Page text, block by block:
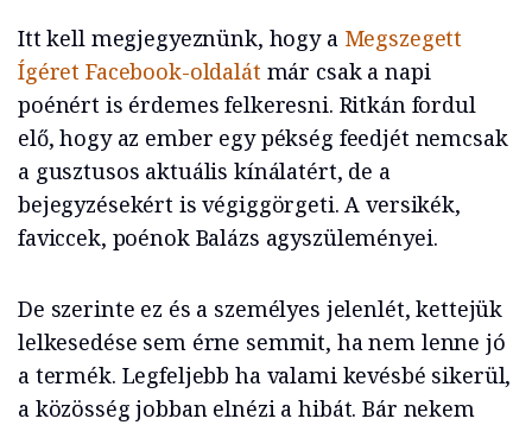
Itt kell megjegyeznünk, hogy a Megszegett
Ígéret Facebook-oldalát már csak a napi
poénért is érdemes felkeresni. Ritkán fordul
elő, hogy az ember egy pékség feedjét nemcsak
a gusztusos aktuális kínálatért, de a
bejegyzésekért is végiggörgeti. A versikék,
faviccek, poénok Balázs agyszüleményei.
De szerinte ez és a személyes jelenlét, kettejük
lelkesedése sem érne semmit, ha nem lenne jó
a termék. Legfeljebb ha valami kevésbé sikerül,
a közösség jobban elnézi a hibát. Bár nekem